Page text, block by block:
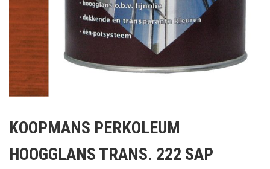
het
van
KOOPMANS PERKOLEUM
HOOGGLANS TRANS. 222 SAP